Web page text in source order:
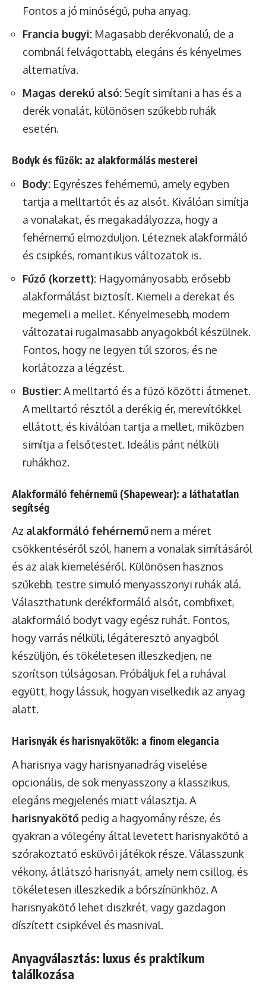
Fontos a jó minőségű, puha anyag.
Francia bugyi: Magasabb derékvonalú, de a
combnál felvágottabb, elegáns és kényelmes
alternatíva.
Magas derekú alsó: Segít simítani a has és a
derék vonalát, különösen szűkebb ruhák
esetén.
Bodyk és fűzők: az alakformálás mesterei
Body: Egyrészes fehérnemű, amely egyben
tartja a melltartót és az alsót. Kiválóan simítja
a vonalakat, és megakadályozza, hogy a
fehérnemű elmozduljon. Léteznek alakformáló
és csipkés, romantikus változatok is.
Fűző (korzett): Hagyományosabb, erősebb
alakformálást biztosít. Kiemeli a derekat és
megemeli a mellet. Kényelmesebb, modern
változatai rugalmasabb anyagokból készülnek.
Fontos, hogy ne legyen túl szoros, és ne
korlátozza a légzést.
Bustier:A melltartó és a fűző közötti átmenet.
A melltartó résztől a derékig ér, merevítőkkel
ellátott, és kiválóan tartja a mellet, miközben
simítja a felsőtestet. Ideális pánt nélküli
ruhákhoz.
Alakformáló fehérnemű (Shapewear): a láthatatlan
segítség
Az alakformáló fehérnemű nem a méret
csökkentéséről szól, hanem a vonalak simításáról
és az alak kiemeléséről. Különösen hasznos
szűkebb, testre simuló menyasszonyi ruhák alá.
Választhatunk derékformáló alsót, combfixet,
alakformáló bodyt vagy egész ruhát. Fontos,
hogy varrás nélküli, légáteresztő anyagból
készüljön, és tökéletesen illeszkedjen, ne
szorítson túlságosan. Próbáljuk fel a ruhával
együtt, hogy lássuk, hogyan viselkedik az anyag
alatt.
Harisnyák és harisnyakötők: a finom elegancia
A harisnya vagy harisnyanadrág viselése
opcionális, de sok menyasszony a klasszikus,
elegáns megjelenés miatt választja. A
harisnyakötő pedig a hagyomány része, és
gyakran a vőlegény által levetett harisnyakötő a
szórakoztató esküvői játékok része. Válasszunk
vékony, átlátszó harisnyát, amely nem csillog, és
tökéletesen illeszkedik a bőrszínünkhöz. A
harisnyakötő lehet diszkrét, vagy gazdagon
díszített csipkével és masnival.
Anyagválasztás: luxus és praktikum
találkozása